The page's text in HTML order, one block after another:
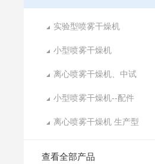
实验型喷雾干燥机
小型喷雾干燥机
离心喷雾干燥机、中试
小型喷雾干燥机--配件
离心喷雾干燥机 生产型
查看全部产品